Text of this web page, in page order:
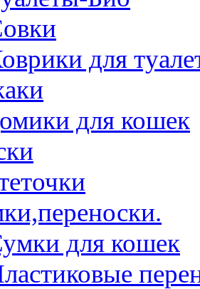
для
для кошек
для кошек